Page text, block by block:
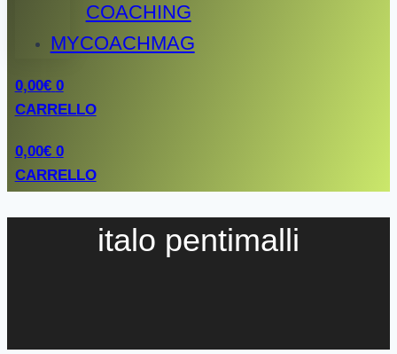
COACHING
MYCOACHMAG
0,00€ 0
CARRELLO
0,00€ 0
CARRELLO
italo pentimalli